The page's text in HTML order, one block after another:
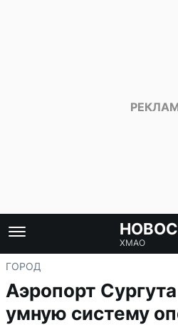
ХМАО
ГОРОД
Аэропорт
умную систему